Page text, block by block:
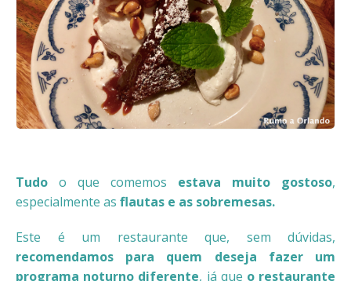
Tudo o que comemos estava muito gostoso,
especialmente as flautas e as sobremesas.
Este é um restaurante que, sem dúvidas,
recomendamos para quem deseja fazer um
programa noturno diferente, já que o restaurante